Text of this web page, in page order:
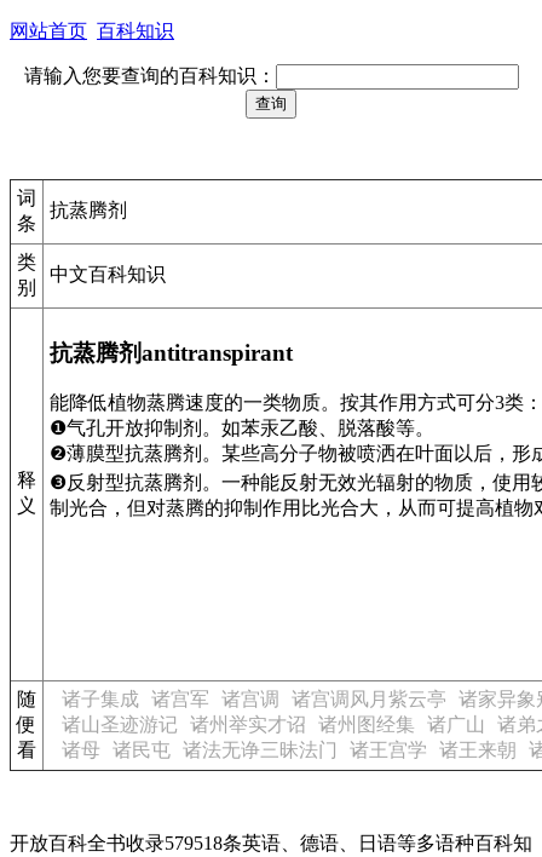
网站首页 百科知识
请输入您要查询的百科知识：
词
条
抗蒸腾剂
类
别
中文百科知识
释
义
抗蒸腾剂antitranspirant
能降低植物蒸腾速度的一类物质。按其作用方式可分3类：
❶气孔开放抑制剂。如苯汞乙酸、脱落酸等。
❷薄膜型抗蒸腾剂。某些高分子物被喷洒在叶面以后，形
❸反射型抗蒸腾剂。一种能反射无效光辐射的物质，使
制光合，但对蒸腾的抑制作用比光合大，从而可提高植物
随
便
看
诸子集成 诸宫军 诸宫调 诸宫调风月紫云亭
诸家异象
诸山圣迹游记
诸州举实才诏 诸州图经集 诸广山
诸弟
诸母
诸民屯 诸法无诤三昧法门 诸王宫学 诸王来朝
开放百科全书收录579518条英语、德语、日语等多语种百科知